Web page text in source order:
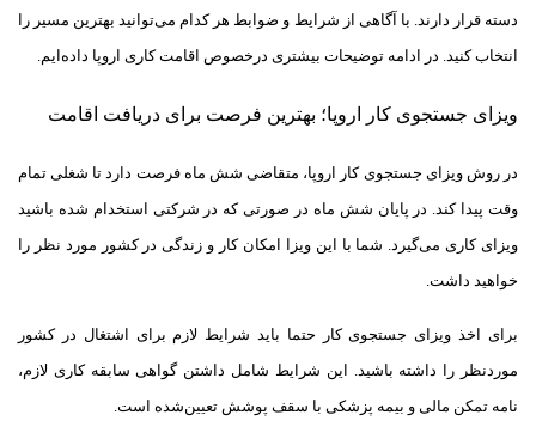
دسته قرار دارند. با آگاهی از شرایط و ضوابط هر کدام می‌توانید بهترین مسیر را
انتخاب کنید. در ادامه توضیحات بیشتری در‌خصوص اقامت کاری اروپا داده‌ایم.
ویزای جستجوی کار اروپا؛ بهترین فرصت برای دریافت اقامت
در روش ویزای جستجوی کار اروپا، متقاضی شش ماه فرصت دارد تا شغلی تمام
وقت پیدا کند. در پایان شش ماه در صورتی که در شرکتی استخدام شده باشید
ویزای کاری می‌گیرد. شما با این ویزا امکان کار و زندگی در کشور مورد نظر را
خواهید داشت.
برای اخذ ویزای جستجوی کار حتما باید شرایط لازم برای اشتغال در کشور
مورد‌نظر را داشته باشید. این شرایط شامل داشتن گواهی سابقه کاری لازم،
نامه تمکن مالی و بیمه پزشکی با سقف پوشش تعیین‌شده است.